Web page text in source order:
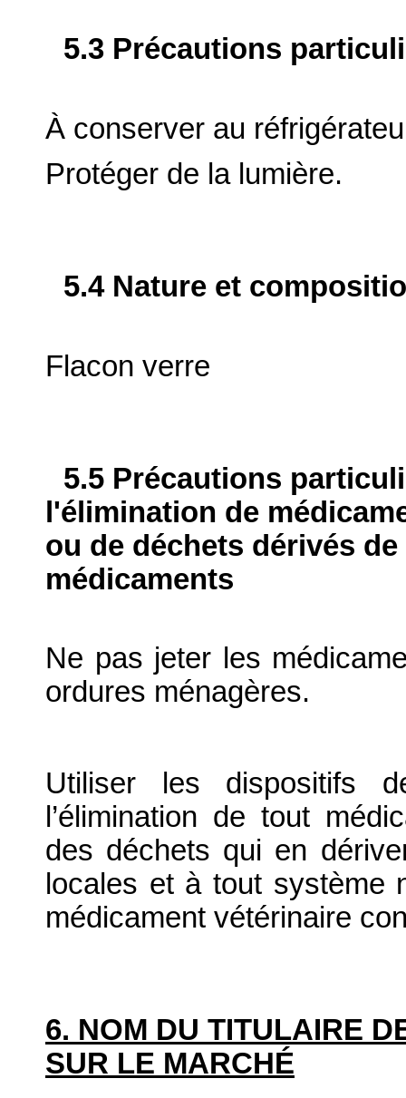
5.3 Précautions
À conserver au
Protéger de la lumière.
5.4 Nature et
Flacon verre
5.5 Précautions
l'élimination de
ou de déchets dérivés
médicaments
Ne pas jeter les
ordures ménagères.
Utiliser les dispositifs
l’élimination de tout
des déchets qui en
locales et à tout système
médicament vétérinaire
6. NOM DU TITULAIRE
SUR LE MARCHÉ